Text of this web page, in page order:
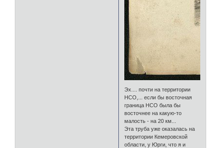
Эх.... почти на территории
НСО,... если бы восточная
граница НСО была бы
восточнее на какую-то
малость - на 20 км...
Эта труба уже оказалась на
территории Кемеровской
области, у Юрги, что я и